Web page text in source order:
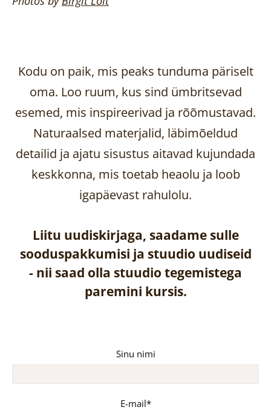
Kodu on paik, mis peaks tunduma päriselt
oma. Loo ruum, kus sind ümbritsevad
esemed, mis inspireerivad ja rõõmustavad.
Naturaalsed materjalid, läbimõeldud
detailid ja ajatu sisustus aitavad kujundada
keskkonna, mis toetab heaolu ja loob
igapäevast rahulolu.
Liitu uudiskirjaga, saadame sulle
sooduspakkumisi ja stuudio uudiseid
- nii saad olla stuudio tegemistega
paremini kursis.
Sinu nimi
E-mail